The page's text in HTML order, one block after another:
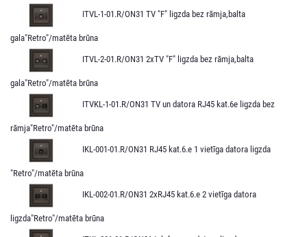
ITVL-1-01.R/ON31 TV "F" ligzda bez rāmja,balta
gala"Retro"/matēta brūna
ITVL-2-01.R/ON31 2xTV "F" ligzda bez rāmja,balta
gala"Retro"/matēta brūna
ITVKL-1-01.R/ON31 TV un datora RJ45 kat.6e ligzda bez
rāmja"Retro"/matēta brūna
IKL-001-01.R/ON31 RJ45 kat.6.e 1 vietīga datora ligzda
"Retro"/matēta brūna
IKL-002-01.R/ON31 2xRJ45 kat.6.e 2 vietīga datora
ligzda"Retro"/matēta brūna